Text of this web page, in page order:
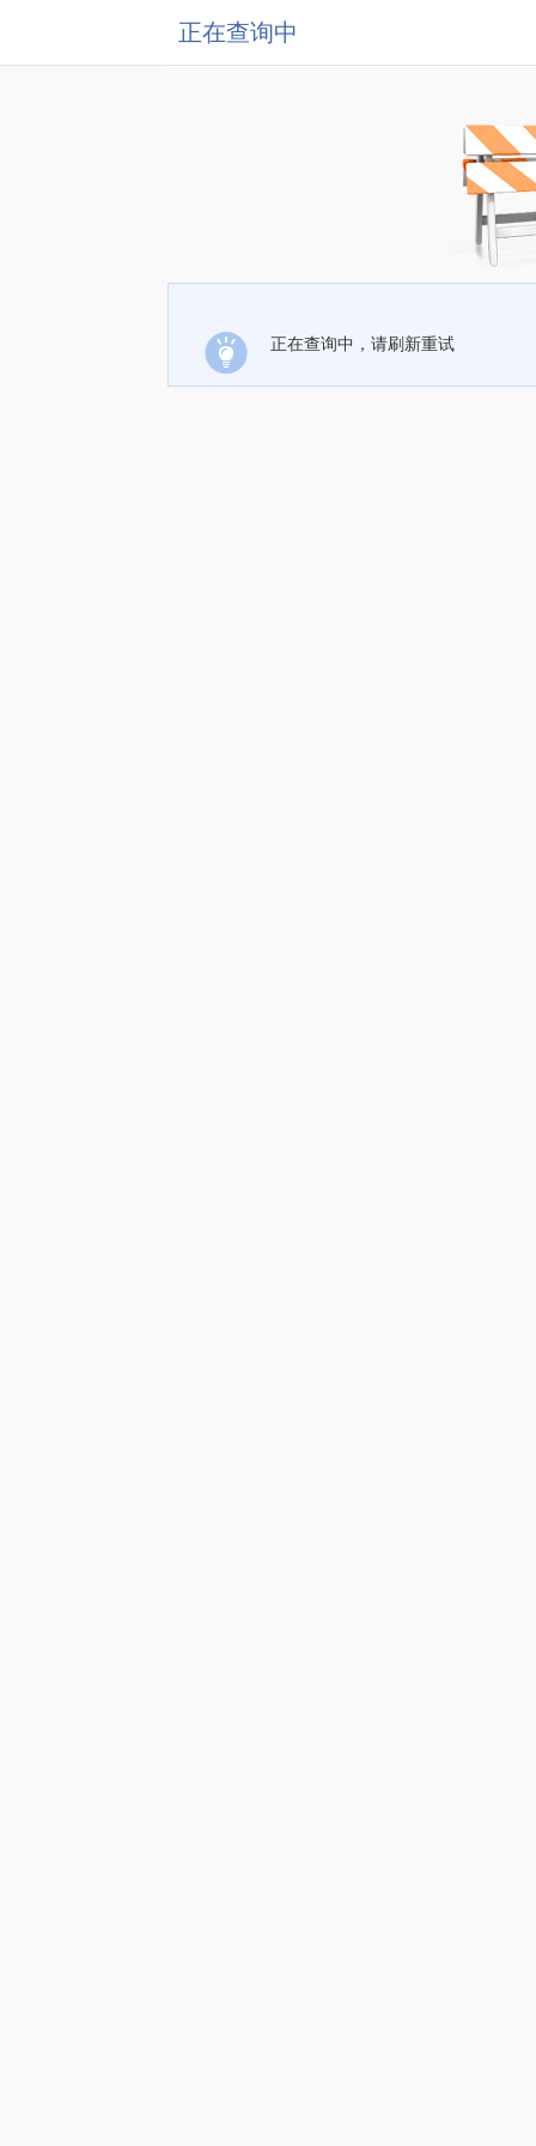
正在查询中
正在查询中，请刷新重试